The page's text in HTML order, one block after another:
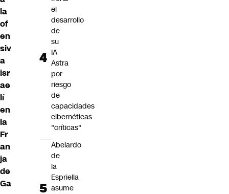
la
of
en
siv
a
isr
ae
lí
en
la
Fr
an
ja
de
Ga
el
desarrollo
de
su
IA
Astra
por
riesgo
de
capacidades
cibernéticas
"críticas"
Abelardo
de
la
Espriella
asume